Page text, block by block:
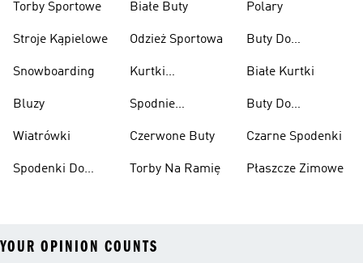
Torby Sportowe
Stroje Kąpielowe
Snowboarding
Bluzy
Wiatrówki
Spodenki Do
Białe Buty
Odzież Sportowa
Kurtki
Spodnie
Czerwone Buty
Torby Na Ramię
Polary
Buty Do
Ciężarów
Białe Kurtki
Buty Do
Czarne Spodenki
Płaszcze Zimowe
YOUR OPINION COUNTS